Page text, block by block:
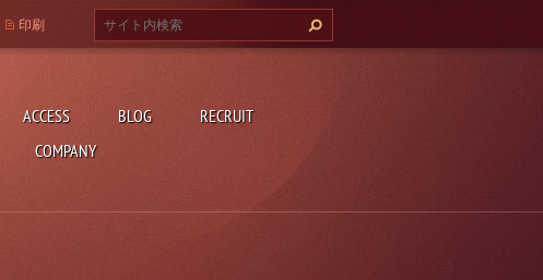
ACCESS BLOG
RECRUIT
COMPANY
印刷